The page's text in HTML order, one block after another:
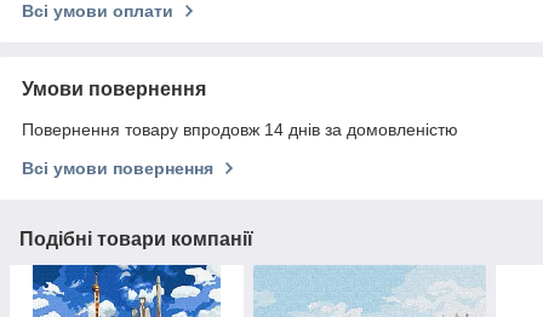
Всі умови оплати
Умови повернення
Повернення товару впродовж 14 днів за домовленістю
Всі умови повернення
Подібні товари компанії